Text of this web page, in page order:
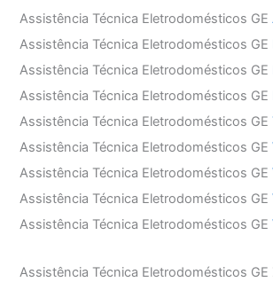
Assistência Técnica Eletrodomésticos GE
Assistência Técnica Eletrodomésticos GE
Assistência Técnica Eletrodomésticos GE
Assistência Técnica Eletrodomésticos GE
Assistência Técnica Eletrodomésticos GE
Assistência Técnica Eletrodomésticos GE
Assistência Técnica Eletrodomésticos GE
Assistência Técnica Eletrodomésticos GE
Assistência Técnica Eletrodomésticos GE
Assistência Técnica Eletrodomésticos GE